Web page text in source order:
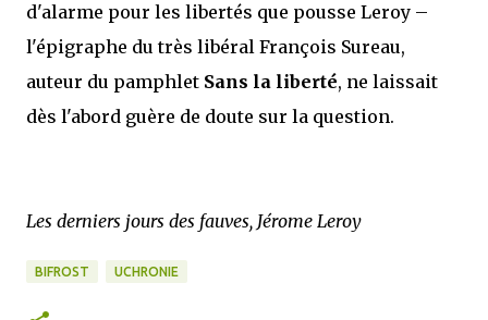
d'alarme pour les libertés que pousse Leroy –
l'épigraphe du très libéral François Sureau,
auteur du pamphlet Sans la liberté, ne laissait
dès l'abord guère de doute sur la question.
Les derniers jours des fauves, Jérome Leroy
BIFROST UCHRONIE